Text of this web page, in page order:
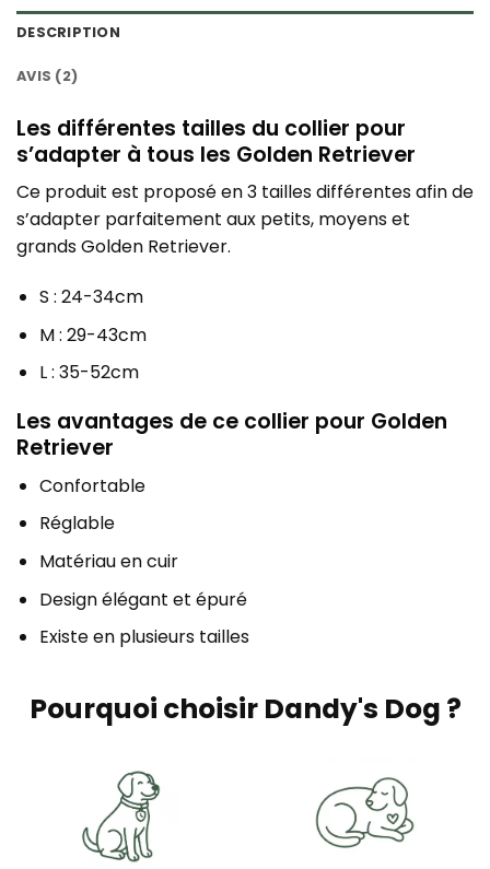
DESCRIPTION
AVIS (2)
Les différentes tailles du collier pour
s’adapter à tous les Golden Retriever
Ce produit est proposé en 3 tailles différentes afin de
s’adapter parfaitement aux petits, moyens et
grands Golden Retriever.
S : 24-34cm
M : 29-43cm
L : 35-52cm
Les avantages de ce collier pour Golden
Retriever
Confortable
Réglable
Matériau en cuir
Design élégant et épuré
Existe en plusieurs tailles
Pourquoi choisir Dandy's Dog ?